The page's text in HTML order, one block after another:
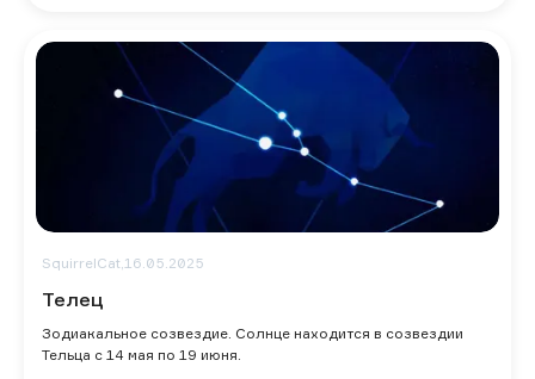
SquirrelCat,16.05.2025
Телец
Зодиакальное созвездие. Солнце находится в созвездии
Тельца с 14 мая по 19 июня.